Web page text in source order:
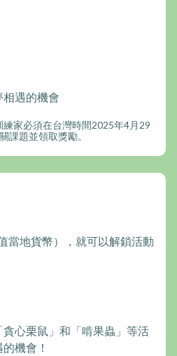
遇的機會
家必須在台灣時間2025年4月29
課題並領取獎勵。
當地貨幣），就可以解鎖活動
心栗鼠」和「啃果蟲」等活
機會！